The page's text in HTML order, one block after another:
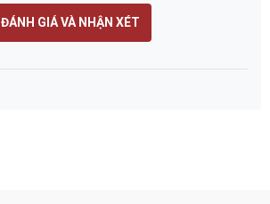
ĐÁNH GIÁ VÀ NHẬN XÉT